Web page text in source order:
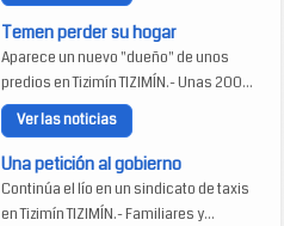
Temen perder su hogar
Aparece un nuevo "dueño" de unos
predios en Tizimín TIZIMÍN.- Unas 200...
Ver las noticias
Una petición al gobierno
Continúa el lío en un sindicato de taxis
en Tizimín TIZIMÍN.- Familiares y...